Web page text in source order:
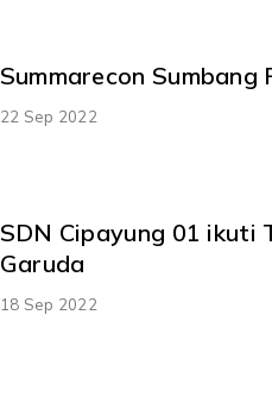
Summarecon
22 Sep 2022
SDN Cipayung 01 ikuti
Garuda
18 Sep 2022